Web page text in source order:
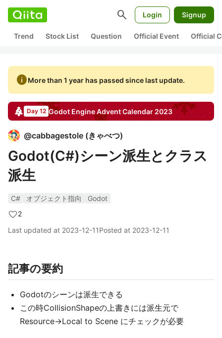
search Login Signup
Trend Stock List Question Official Event Official
infoMore than 1 year has passed since last update.
Day 12 Godot EngineAdvent Calendar 2023
@cabbagestole (きゃべつ)
Godot(C#)シーン派生とクラス
派生
C# オブジェクト指向
Godot
2
Last updated at 2023-12-11Posted at 2023-12-11
記事の要約
Godotのシーンは派生できる
この時CollisionShapeの上書きには派生元で
Resource→Local to Scene にチェックが必要